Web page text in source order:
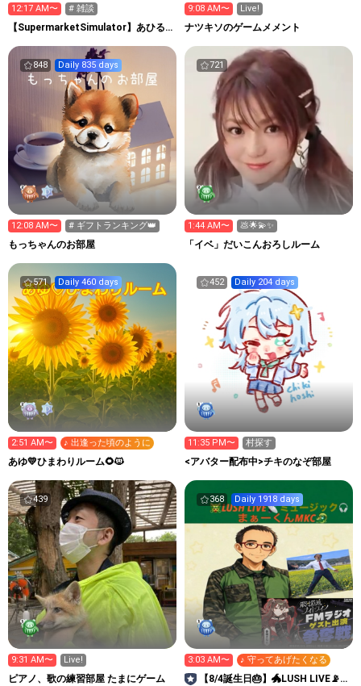
12:17 AM〜 # 雑談
【SupermarketSimulator】あひる
9:08 AM〜 Live!
ナツキソのゲームメメント
848 Daily 835 days
12:08 AM〜 # ギフトランキング👑
もっちゃんのお部屋
721
1:44 AM〜 💩🌟💫✨️
「イベ」だいこんおろしルーム
571 Daily 460 days
2:51 AM〜 ♪ 出逢った頃のように
あゆ💛ひまわりルーム🌻🐱
452 Daily 204 days
11:35 PM〜 村探す
<アバター配布中>チキのなぞ部屋
439
9:31 AM〜 Live!
ピアノ、歌の練習部屋 たまにゲーム
368 Daily 1918 days
3:03 AM〜 ♪ 守ってあげたくなる
【8/4誕生日🎂】🐲LUSH LIVE📡ま